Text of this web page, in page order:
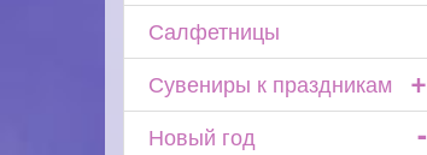
Салфетницы
+
Сувениры к праздникам
-
Новый год